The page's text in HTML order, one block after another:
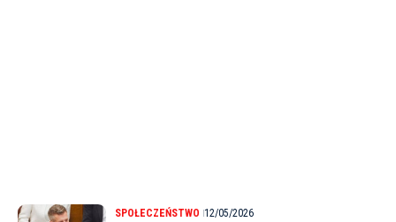
SPOŁECZEŃSTWO 12/05/2026